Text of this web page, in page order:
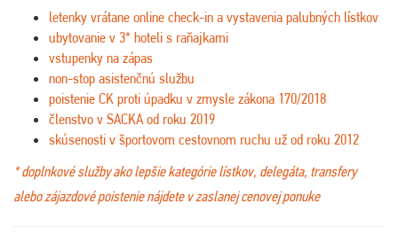
letenky vrátane online check-in a vystavenia palubných lístkov
ubytovanie v 3* hoteli s raňajkami
vstupenky na zápas
non-stop asistenčnú službu
poistenie CK proti úpadku v zmysle zákona 170/2018
členstvo v SACKA od roku 2019
skúsenosti v športovom cestovnom ruchu už od roku 2012
* doplnkové služby ako lepšie kategórie lístkov, delegáta, transfery
alebo zájazdové poistenie nájdete v zaslanej cenovej ponuke